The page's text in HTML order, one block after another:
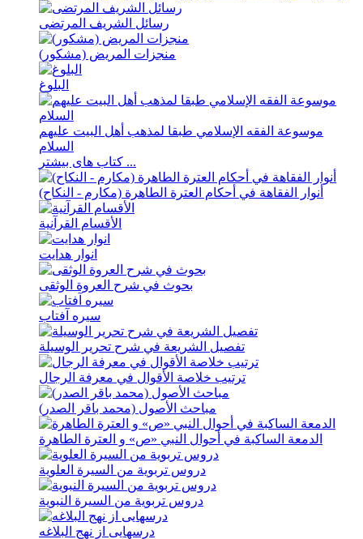
رسائل الشریف المرتضی
منجزات المریض (مشکور)
البلوغ
موسوعة الفقه الإسلامي طبقا لمذهب أهل البیت علیهم
السلام
کتاب های بیشتر ...
أنوار الفقاهة في أحکام العترة الطاهرة (مکارم - النکاح)
الأقسام القرآنية
انوار هدايت
بحوث في شرح العروة الوثقی
سيره آفتاب
تفصیل الشریعة في شرح تحریر الوسیلة
ترتيب خلاصة الأقوال في معرفة الرجال
مباحث الأصول (محمد باقر الصدر)
الدمعة الساکبة في أحوال النبي «ص» و العترة الطاهرة
دروس تربویة من السیرة العلویة
دروس تربویة من السیرة النبویة
درسهايی از نهج ‌البلاغه